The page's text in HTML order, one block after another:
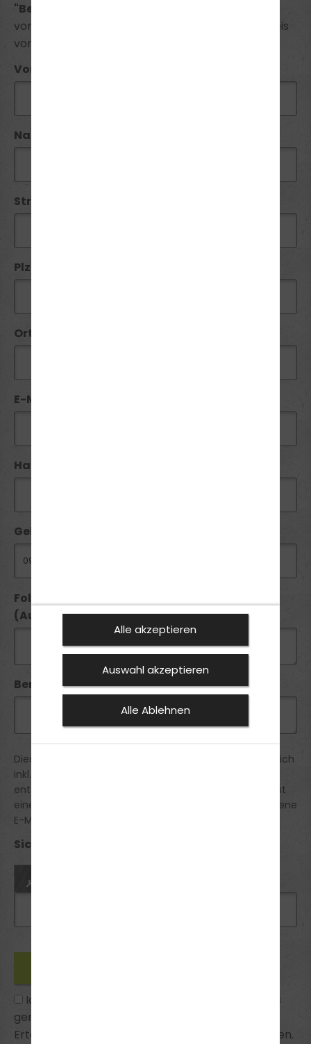
"Berufskraftfahrerschulung nach BKrFQG"
voraussichtlicher Termin am
zum Preis
von
Vorname*:
Name*:
Straße / Nr:
Plz*:
Ort*:
E-Mail*:
Handy / Telefon:*
Geburtsdatum:
Folgende Führerscheine besitze ich seit
(Ausstellungsdatum):
Bemerkung:
Diese Anmeldung ist verbindlich. Die Preise verstehen sich
inkl. der gesetztlichen MwSt. Du erhältst von uns eine
entsprechende Bestätigung der Anmeldung. Du erhältst
eine Reservierungsbestätigung an die von dir angegebene
E-Mail Adresse.
Sicherheitsabfrage *:
Ich habe die
zur Kenntnis
genommen und bin mit ihnen einverstanden.
Erteilte Einwilligungen kann ich jederzeit widerrufen.
Alle akzeptieren
Auswahl akzeptieren
Alle Ablehnen